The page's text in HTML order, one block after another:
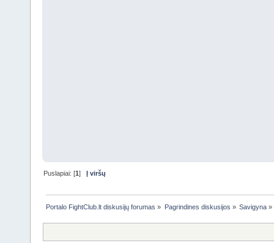
Puslapiai: [1]Į viršų
Portalo FightClub.lt diskusijų forumas » Pagrindines diskusijos » Savigyna»